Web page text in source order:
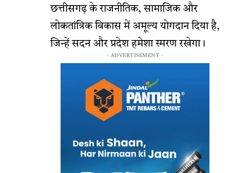
छत्तीसगढ़ के राजनीतिक, सामाजिक और
लोकतांत्रिक विकास में अमूल्य योगदान दिया है,
जिन्हें सदन और प्रदेश हमेशा स्मरण रखेगा।
- ADVERTISEMENT -